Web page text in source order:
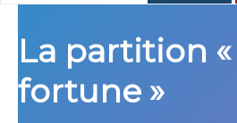
La partition «
fortune »